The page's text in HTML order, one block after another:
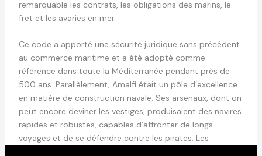
remarquable les contrats, les obligations des marins, le
fret et les avaries en mer.
Ce code a apporté une sécurité juridique sans précédent
au commerce maritime et a été adopté comme
référence dans toute la Méditerranée pendant près de
500 ans. Parallèlement, Amalfi était un pôle d’excellence
en matière de construction navale. Ses arsenaux, dont on
peut encore deviner les vestiges, produisaient des navires
rapides et robustes, capables d’affronter de longs
voyages et de se défendre contre les pirates. Les